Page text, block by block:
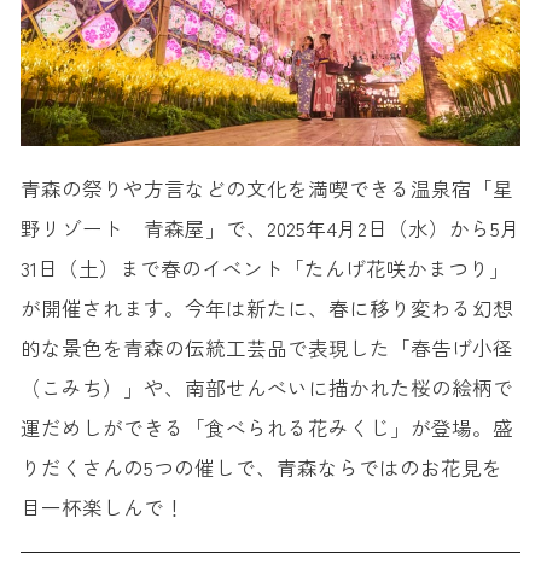
青森の祭りや方言などの文化を満喫できる温泉宿「星
野リゾート 青森屋」で、2025年4月2日（水）から5月
31日（土）まで春のイベント「たんげ花咲かまつり」
が開催されます。今年は新たに、春に移り変わる幻想
的な景色を青森の伝統工芸品で表現した「春告げ小径
（こみち）」や、南部せんべいに描かれた桜の絵柄で
運だめしができる「食べられる花みくじ」が登場。盛
りだくさんの5つの催しで、青森ならではのお花見を
目一杯楽しんで！